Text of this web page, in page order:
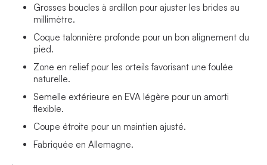
Grosses boucles à ardillon pour ajuster les brides au
millimètre.
Coque talonnière profonde pour un bon alignement du
pied.
Zone en relief pour les orteils favorisant une foulée
naturelle.
Semelle extérieure en EVA légère pour un amorti
flexible.
Coupe étroite pour un maintien ajusté.
Fabriquée en Allemagne.